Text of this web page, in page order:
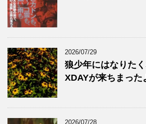
2026/07/29
狼少年にはなりた
XDAYが来ちまった
2026/07/28